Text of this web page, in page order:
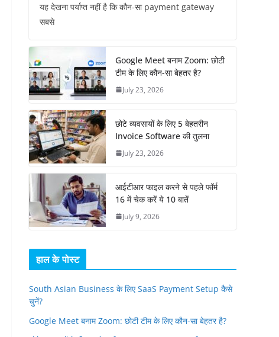
यह देखना पर्याप्त नहीं है कि कौन-सा payment gateway
सबसे
Google Meet बनाम Zoom: छोटी
टीम के लिए कौन-सा बेहतर है?
July 23, 2026
छोटे व्यवसायों के लिए 5 बेहतरीन
Invoice Software की तुलना
July 23, 2026
आईटीआर फाइल करने से पहले फॉर्म
16 में चेक करें ये 10 बातें
July 9, 2026
हाल के पोस्ट
South Asian Business के लिए SaaS Payment Setup कैसे
चुनें?
Google Meet बनाम Zoom: छोटी टीम के लिए कौन-सा बेहतर है?